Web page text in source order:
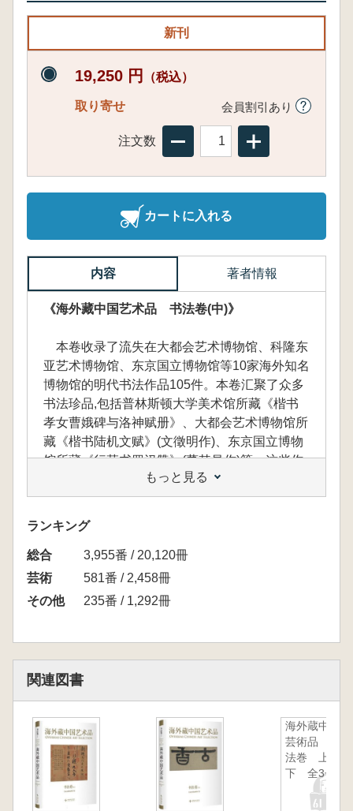
新刊
19,250 円 （税込）
取り寄せ 会員割引あり
注文数
カートに入れる
内容 著者情報
《海外藏中国艺术品 书法卷(中)》
本卷收录了流失在大都会艺术博物馆、科隆东
亚艺术博物馆、东京国立博物馆等10家海外知名
博物馆的明代书法作品105件。本卷汇聚了众多
书法珍品,包括普林斯顿大学美术馆所藏《楷书
孝女曹娥碑与洛神赋册》、大都会艺术博物馆所
藏《楷书陆机文赋》(文徵明作)、东京国立博物
馆所藏《行草书罗汉赞》(董其昌作)等。这些作
品不仅展现了中国古代书法独特的艺术表现力,
还体现了深厚的文化内涵和多样的审美风格,使
读者能够充分领略其艺术魅力。
本巻では、メトロポリタン美術館、ケルン東
アジア美術館、東京国立博物館など、世界の著
ン大学美術館所蔵の『楷書 孝女曹娥碑と洛神
賦冊』、メトロポリタン美術館所蔵の『楷書
『行草書 羅漢讃』(董其昌作)などがあります。
これらの作品は、中国古代の書法が持つ独特
の芸術的表現力を示すだけでなく、深い文化的
背景と多様な美的スタイルを伝えています。本
書を通じて、読者はこれらの書法作品の芸術的
もっと見る
ランキング
総合
3,955番 / 20,120冊
芸術
581番 / 2,458冊
その他
235番 / 1,292冊
関連図書
海外蔵中国
芸術品 書
法巻 上中
下 全3冊